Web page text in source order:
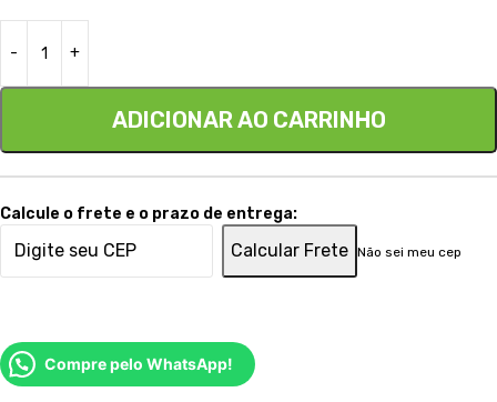
ADICIONAR AO CARRINHO
Calcule o frete e o prazo de entrega:
Calcular Frete Não sei meu cep
Compre pelo WhatsApp!